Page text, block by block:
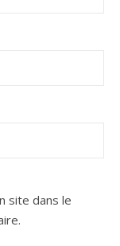
site dans le